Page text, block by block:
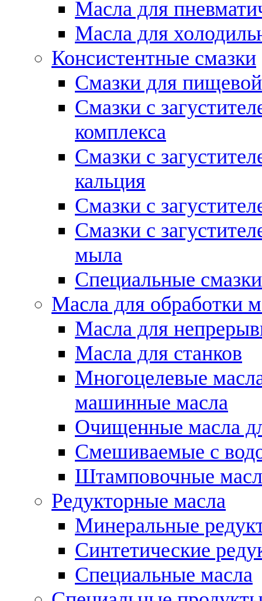
Масла для
Масла для
Консистентные смазки
Смазки для
Смазки с
комплекса
Смазки с
кальция
Смазки с
Смазки с
мыла
Специальные смазки
Масла для обработки
Масла для
Масла для станков
Многоцелевые
машинные масла
Очищенные масла
Смешиваемые с
Штамповочные
Редукторные масла
Минеральные
Синтетические
Специальные масла